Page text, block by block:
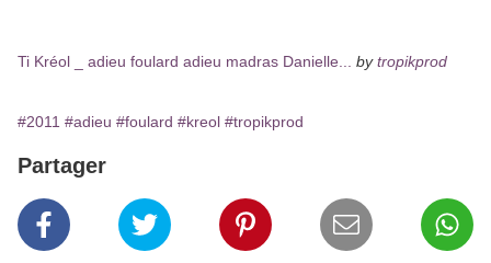
Ti Kréol _ adieu foulard adieu madras Danielle... bytropikprod
#2011 #adieu #foulard #kreol #tropikprod
Partager